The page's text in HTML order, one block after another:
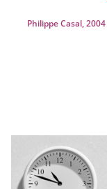
Philippe Casal,2004